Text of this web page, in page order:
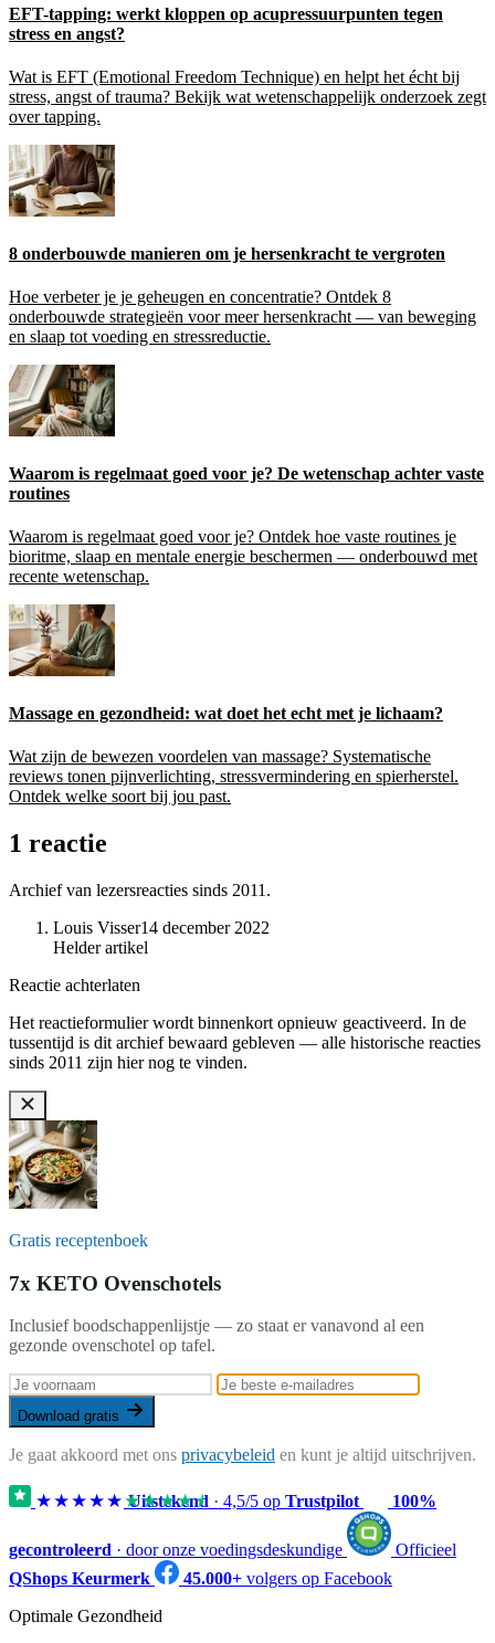
EFT-tapping: werkt kloppen op acupressuurpunten tegen
stress en angst?
Wat is EFT (Emotional Freedom Technique) en helpt het écht bij
stress, angst of trauma? Bekijk wat wetenschappelijk onderzoek zegt
over tapping.
8 onderbouwde manieren om je hersenkracht te vergroten
Hoe verbeter je je geheugen en concentratie? Ontdek 8
onderbouwde strategieën voor meer hersenkracht — van beweging
en slaap tot voeding en stressreductie.
Waarom is regelmaat goed voor je? De wetenschap achter vaste
routines
Waarom is regelmaat goed voor je? Ontdek hoe vaste routines je
bioritme, slaap en mentale energie beschermen — onderbouwd met
recente wetenschap.
Massage en gezondheid: wat doet het echt met je lichaam?
Wat zijn de bewezen voordelen van massage? Systematische
reviews tonen pijnverlichting, stressvermindering en spierherstel.
Ontdek welke soort bij jou past.
1 reactie
Archief van lezersreacties sinds 2011.
Louis Visser14 december 2022
Helder artikel
Reactie achterlaten
Het reactieformulier wordt binnenkort opnieuw geactiveerd. In de
tussentijd is dit archief bewaard gebleven — alle historische reacties
sinds 2011 zijn hier nog te vinden.
Gratis receptenboek
7x KETO Ovenschotels
Inclusief boodschappenlijstje — zo staat er vanavond al een
gezonde ovenschotel op tafel.
Download gratis
Je gaat akkoord met ons privacybeleid en kunt je altijd uitschrijven.
★★★★★★★★★★
Uitstekend · 4,5/5 op Trustpilot 100%
gecontroleerd · door onze voedingsdeskundige
Officieel
QShops Keurmerk
45.000+ volgers op Facebook
Optimale Gezondheid